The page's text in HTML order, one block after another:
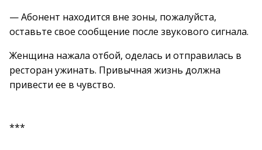
— Абонент находится вне зоны, пожалуйста,
оставьте свое сообщение после звукового сигнала.
Женщина нажала отбой, оделась и отправилась в
ресторан ужинать. Привычная жизнь должна
привести ее в чувство.
***